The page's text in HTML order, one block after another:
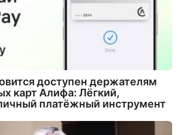
доступен держателям
карт Алифа: Лёгкий,
платёжный инструмент